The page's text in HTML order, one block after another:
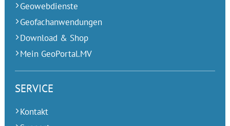
Geowebdienste
Geofachanwendungen
Download & Shop
Mein GeoPortal.MV
SERVICE
Kontakt